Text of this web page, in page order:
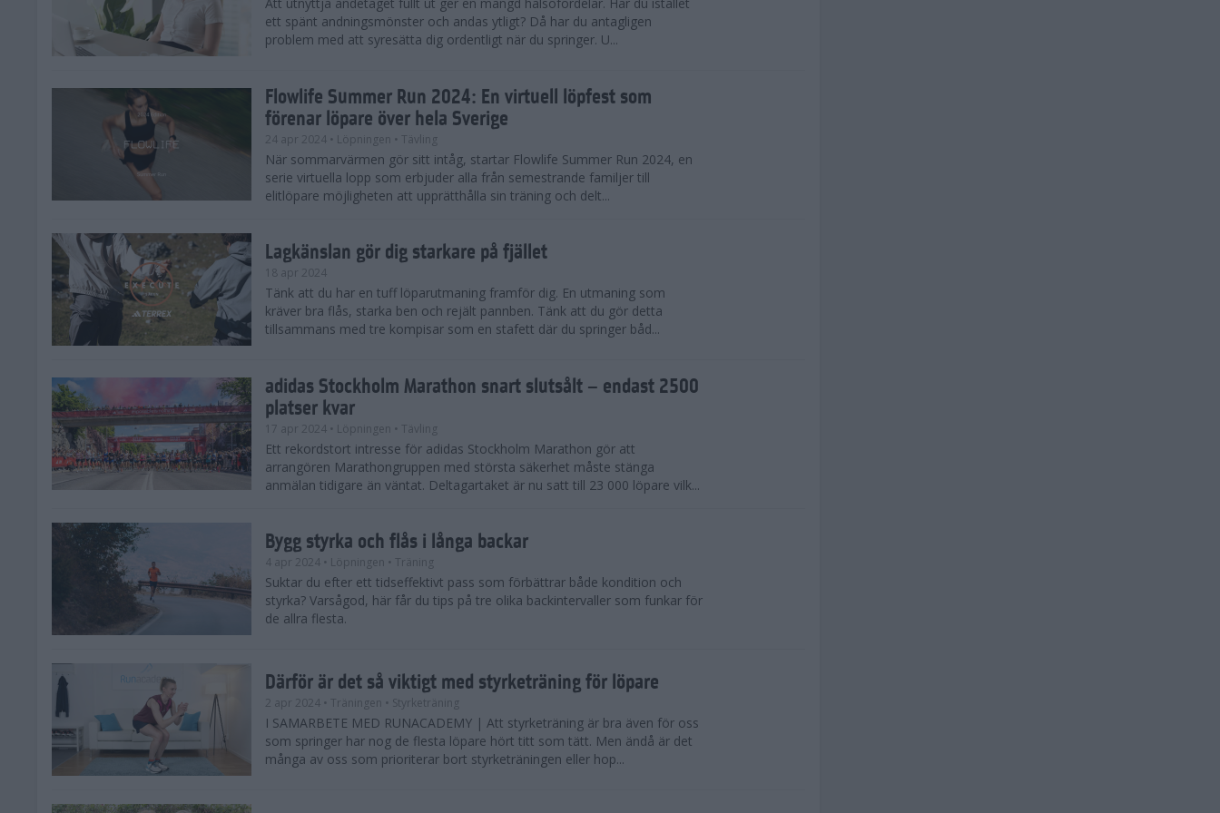
Att utnyttja andetaget fullt ut ger en mängd hälsofördelar. Har du istället
ett spänt andningsmönster och andas ytligt? Då har du antagligen
problem med att syresätta dig ordentligt när du springer. U...
Flowlife Summer Run 2024: En virtuell löpfest som
förenar löpare över hela Sverige
24 apr 2024 • Löpningen • Tävling
När sommarvärmen gör sitt intåg, startar Flowlife Summer Run 2024, en
serie virtuella lopp som erbjuder alla från semestrande familjer till
elitlöpare möjligheten att upprätthålla sin träning och delt...
Lagkänslan gör dig starkare på fjället
18 apr 2024
Tänk att du har en tuff löparutmaning framför dig. En utmaning som
kräver bra flås, starka ben och rejält pannben. Tänk att du gör detta
tillsammans med tre kompisar som en stafett där du springer båd...
adidas Stockholm Marathon snart slutsålt – endast 2500
platser kvar
17 apr 2024 • Löpningen • Tävling
Ett rekordstort intresse för adidas Stockholm Marathon gör att
arrangören Marathongruppen med största säkerhet måste stänga
anmälan tidigare än väntat. Deltagartaket är nu satt till 23 000 löpare vilk...
Bygg styrka och flås i långa backar
4 apr 2024 • Löpningen • Träning
Suktar du efter ett tidseffektivt pass som förbättrar både kondition och
styrka? Varsågod, här får du tips på tre olika backintervaller som funkar för
de allra flesta.
Därför är det så viktigt med styrketräning för löpare
2 apr 2024 • Träningen • Styrketräning
I SAMARBETE MED RUNACADEMY | Att styrketräning är bra även för oss
som springer har nog de flesta löpare hört titt som tätt. Men ändå är det
många av oss som prioriterar bort styrketräningen eller hop...